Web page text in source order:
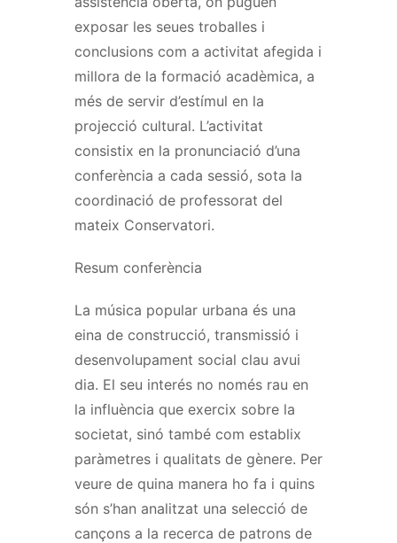
exposar les seues troballes i
conclusions com a activitat afegida i
millora de la formació acadèmica, a
més de servir d’estímul en la
projecció cultural. L’activitat
consistix en la pronunciació d’una
conferència a cada sessió, sota la
coordinació de professorat del
mateix Conservatori.
Resum conferència
La música popular urbana és una
eina de construcció, transmissió i
desenvolupament social clau avui
dia. El seu interés no només rau en
la influència que exercix sobre la
societat, sinó també com establix
paràmetres i qualitats de gènere. Per
veure de quina manera ho fa i quins
són s’han analitzat una selecció de
cançons a la recerca de patrons de